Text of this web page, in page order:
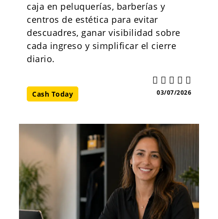
caja en peluquerías, barberías y
centros de estética para evitar
descuadres, ganar visibilidad sobre
cada ingreso y simplificar el cierre
diario.
Cash Today 03/07/2026